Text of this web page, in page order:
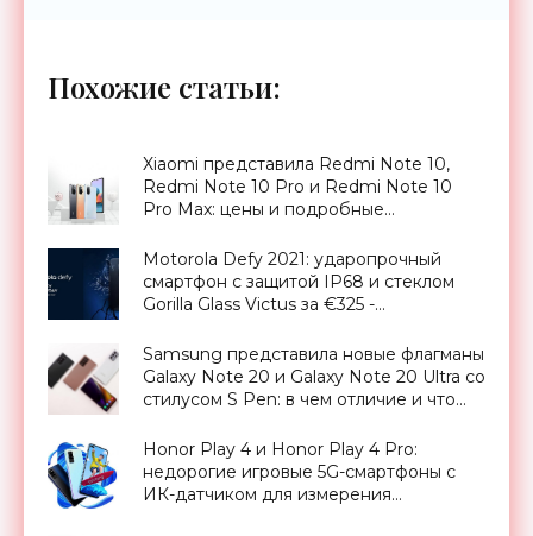
Похожие статьи:
Xiaomi представила Redmi Note 10,
Redmi Note 10 Pro и Redmi Note 10
Pro Max: цены и подробные
«Смартфоны»
Motorola Defy 2021: ударопрочный
смартфон с защитой IP68 и стеклом
Gorilla Glass Victus за €325 -
Samsung представила новые флагманы
Galaxy Note 20 и Galaxy Note 20 Ultra со
стилусом S Pen: в чем отличие и что
Honor Play 4 и Honor Play 4 Pro:
недорогие игровые 5G-смартфоны с
ИК-датчиком для измерения